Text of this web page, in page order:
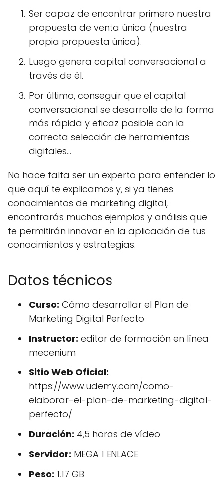
Ser capaz de encontrar primero nuestra
propuesta de venta única (nuestra
propia propuesta única).
Luego genera capital conversacional a
través de él.
Por último, conseguir que el capital
conversacional se desarrolle de la forma
más rápida y eficaz posible con la
correcta selección de herramientas
digitales…
No hace falta ser un experto para entender lo
que aquí te explicamos y, si ya tienes
conocimientos de marketing digital,
encontrarás muchos ejemplos y análisis que
te permitirán innovar en la aplicación de tus
conocimientos y estrategias.
Datos técnicos
Curso: Cómo desarrollar el Plan de
Marketing Digital Perfecto
Instructor: editor de formación en línea
mecenium
Sitio Web Oficial:
https://www.udemy.com/como-
elaborar-el-plan-de-marketing-digital-
perfecto/
Duración: 4,5 horas de vídeo
Servidor: MEGA 1 ENLACE
Peso: 1,17 GB